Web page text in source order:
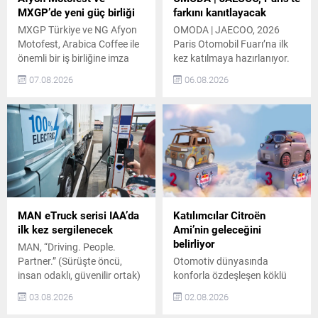
MXGP’de yeni güç birliği
MXGP Türkiye ve NG Afyon
Motofest, Arabica Coffee ile
önemli bir iş birliğine imza
tarafların katılımıyla
organizasyonun önemli
paydaşlarından biri olarak
etkinliğin önde gelen
destekçileri arasında yer
alacak. MXGP Türkiye ve NG
Afyon Motofest’in Önemi
Türkiye’nin uluslararası
alanda en istikrarlı şekilde
düzenlenen...
07.08.2026
farkını kanıtlayacak
OMODA | JAECOO, 2026
Paris Otomobil Fuarı’na ilk
kez katılmaya hazırlanıyor.
büyümesini yansıtan bu
Fransa’da ilk kez
sergilenecek yeni modeller
otomobil tutkunlarıyla
buluşacak. OMODA |
JAECOO’nun Paris Otomobil
Fuarı’ndaki Modelleri
OMODA | JAECOO, fuarda
JAECOO 5, JAECOO 7,
OMODA 7 ve OMODA 9...
06.08.2026
MAN eTruck serisi IAA’da
ilk kez sergilenecek
MAN, “Driving. People.
Partner.” (Sürüşte öncü,
insan odaklı, güvenilir ortak)
sloganıyla Eylül ayındaki IAA
Transportation 2026
03.08.2026
Katılımcılar Citroën
Ami’nin geleceğini
belirliyor
Otomotiv dünyasında
konforla özdeşleşen köklü
mirasa sahip Citroën, 23
Ağustos 2026 tarihinde
02.08.2026